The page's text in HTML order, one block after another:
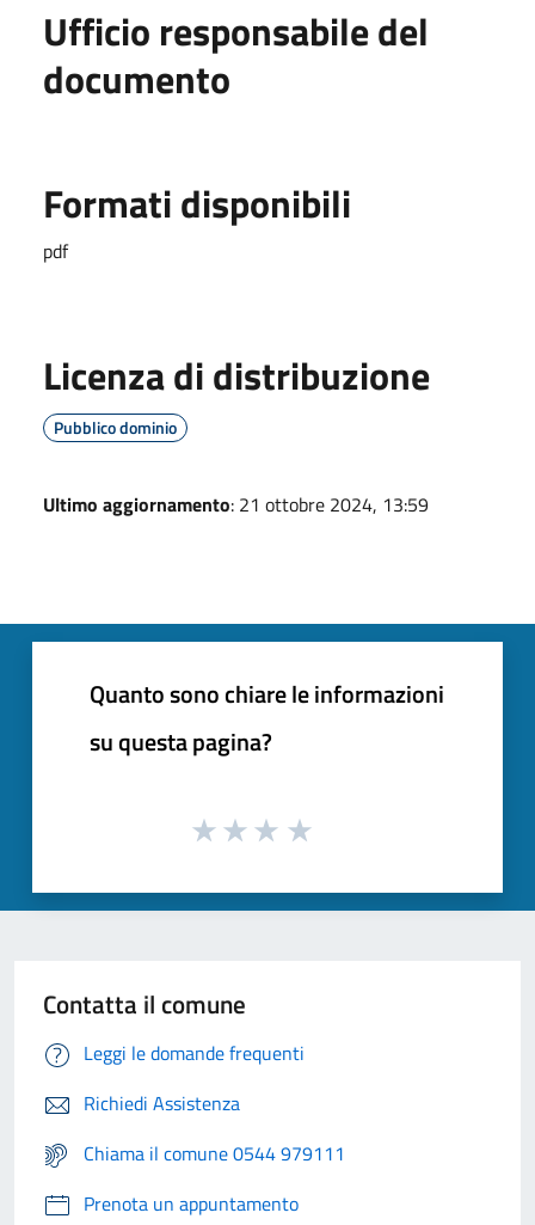
Ufficio responsabile del
documento
Formati disponibili
pdf
Licenza di distribuzione
Pubblico dominio
Ultimo aggiornamento: 21 ottobre 2024, 13:59
Quanto sono chiare le informazioni
su questa pagina?
Contatta il comune
Leggi le domande frequenti
Richiedi Assistenza
Chiama il comune 0544 979111
Prenota un appuntamento